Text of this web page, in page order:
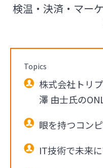
検温・決済・マー
Topics
株式会社トリ
澤 由士氏の
眼を持つコン
IT技術で未来